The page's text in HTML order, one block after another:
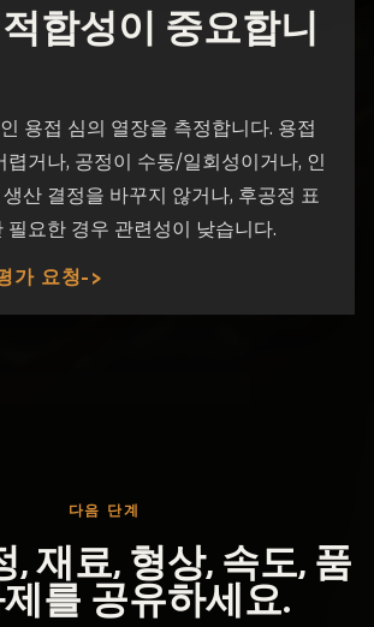
합성이 중요합니
용접 심의 열장을 측정합니다. 용접
렵거나, 공정이 수동/일회성이거나, 인
산 결정을 바꾸지 않거나, 후공정 표
필요한 경우 관련성이 낮습니다.
가 요청
다음 단계
, 재료, 형상, 속도, 품
를 공유하세요.